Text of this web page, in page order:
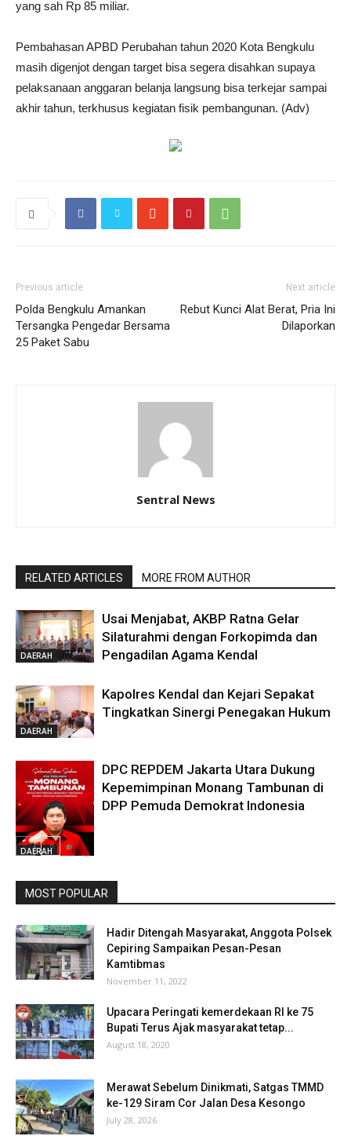
yang sah Rp 85 miliar.
Pembahasan APBD Perubahan tahun 2020 Kota Bengkulu
masih digenjot dengan target bisa segera disahkan supaya
pelaksanaan anggaran belanja langsung bisa terkejar sampai
akhir tahun, terkhusus kegiatan fisik pembangunan. (Adv)
Previous article
Polda Bengkulu Amankan
Tersangka Pengedar Bersama
25 Paket Sabu
Next article
Rebut Kunci Alat Berat, Pria Ini
Dilaporkan
Sentral News
RELATED ARTICLES MORE FROM AUTHOR
DAERAH
Usai Menjabat, AKBP Ratna Gelar
Silaturahmi dengan Forkopimda dan
Pengadilan Agama Kendal
DAERAH
Kapolres Kendal dan Kejari Sepakat
Tingkatkan Sinergi Penegakan Hukum
DAERAH
DPC REPDEM Jakarta Utara Dukung
Kepemimpinan Monang Tambunan di
DPP Pemuda Demokrat Indonesia
MOST POPULAR
Hadir Ditengah Masyarakat, Anggota Polsek
Cepiring Sampaikan Pesan-Pesan
Kamtibmas
November 11, 2022
Upacara Peringati kemerdekaan RI ke 75
Bupati Terus Ajak masyarakat tetap...
August 18, 2020
Merawat Sebelum Dinikmati, Satgas TMMD
ke-129 Siram Cor Jalan Desa Kesongo
July 28, 2026